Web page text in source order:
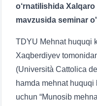
o‘rnatilishida
mavzusida seminar
TDYU Mehnat huquqi
Xaqberdiyev
(Università Cattolica
hamda mehnat huquqi
uchun “Munosib